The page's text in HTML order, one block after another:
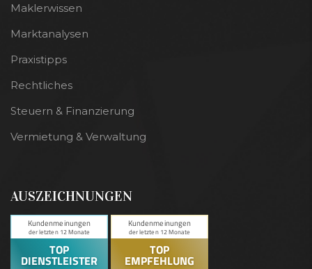
Maklerwissen
Marktanalysen
Praxistipps
Rechtliches
Steuern & Finanzierung
Vermietung & Verwaltung
AUSZEICHNUNGEN